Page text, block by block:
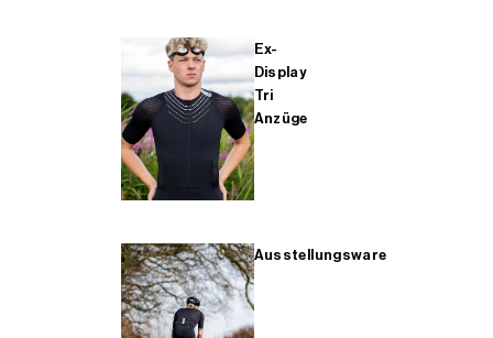
Ex-
Display
Tri
Anzüge
Ausstellungsware